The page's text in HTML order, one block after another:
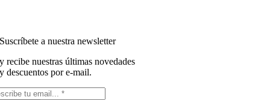
Suscríbete a nuestra newsletter
y recibe nuestras últimas novedades
y descuentos por e-mail.